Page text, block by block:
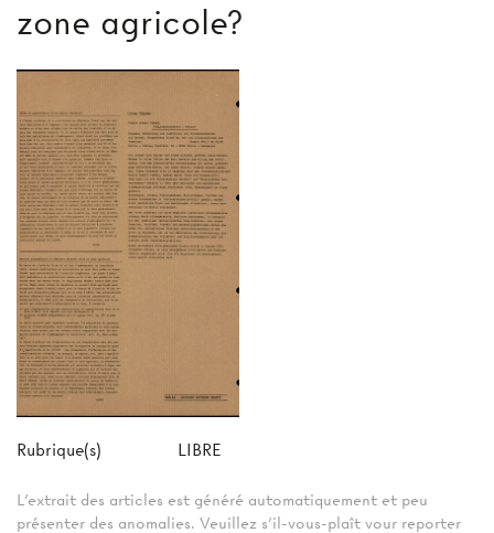
zone agricole?
Rubrique(s) LIBRE
L'extrait des articles est généré automatiquement et peu
présenter des anomalies. Veuillez s'il-vous-plaît vour reporter